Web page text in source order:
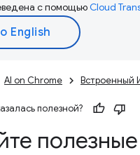
с помощьюCloud
AI on Chrome Встроенный
полезной?
полезные